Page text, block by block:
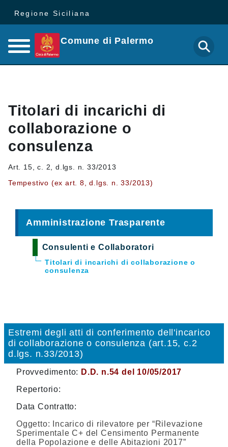
Regione Siciliana
Comune di Palermo
Titolari di incarichi di
collaborazione o
consulenza
Art. 15, c. 2, d.lgs. n. 33/2013
Tempestivo (ex art. 8, d.lgs. n. 33/2013)
Amministrazione Trasparente
Consulenti e Collaboratori
Titolari di incarichi di collaborazione o
consulenza
Estremi degli atti di conferimento dell'incarico
di collaborazione o consulenza (art.15, c.2
d.lgs. n.33/2013)
Provvedimento: D.D. n.54 del 10/05/2017
Repertorio:
Data Contratto:
Oggetto:
Incarico di rilevatore per “Rilevazione
Sperimentale C+ del Censimento Permanente
della Popolazione e delle Abitazioni 2017”